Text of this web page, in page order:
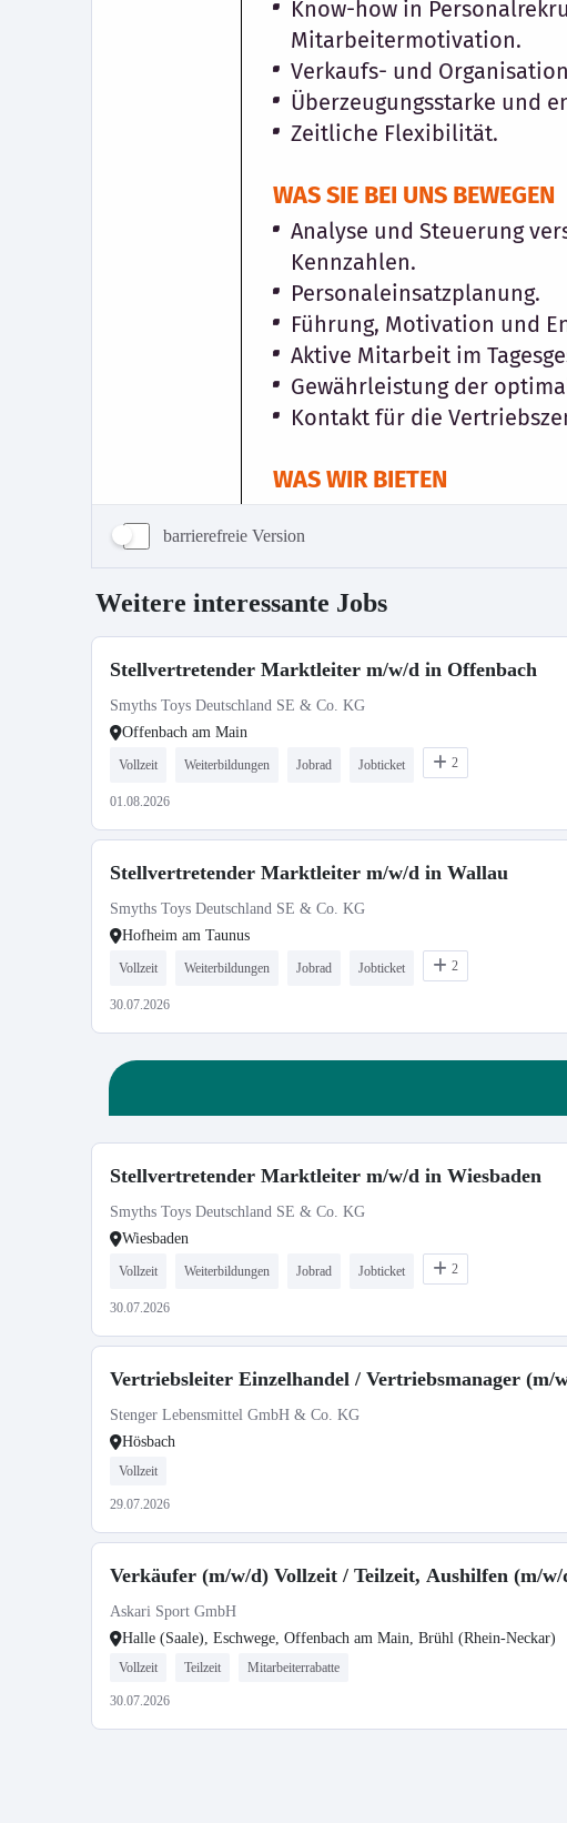
barrierefreie Version
Weitere interessante Jobs
Stellvertretender Marktleiter m/w/d in Offenbach
Smyths Toys Deutschland SE & Co. KG
Offenbach am Main
Vollzeit Weiterbildungen Jobrad Jobticket 2
01.08.2026
Stellvertretender Marktleiter m/w/d in Wallau
Smyths Toys Deutschland SE & Co. KG
Hofheim am Taunus
Vollzeit Weiterbildungen Jobrad Jobticket 2
30.07.2026
Stellvertretender Marktleiter m/w/d in Wiesbaden
Smyths Toys Deutschland SE & Co. KG
Wiesbaden
Vollzeit Weiterbildungen Jobrad Jobticket 2
30.07.2026
Vertriebsleiter Einzelhandel / Vertriebsmanager (m/
Stenger Lebensmittel GmbH & Co. KG
Hösbach
Vollzeit
29.07.2026
Verkäufer (m/w/d) Vollzeit / Teilzeit, Aushilfen (m/
Askari Sport GmbH
Halle (Saale), Eschwege, Offenbach am Main, Brühl (Rhein-Neckar)
Vollzeit Teilzeit Mitarbeiterrabatte
30.07.2026